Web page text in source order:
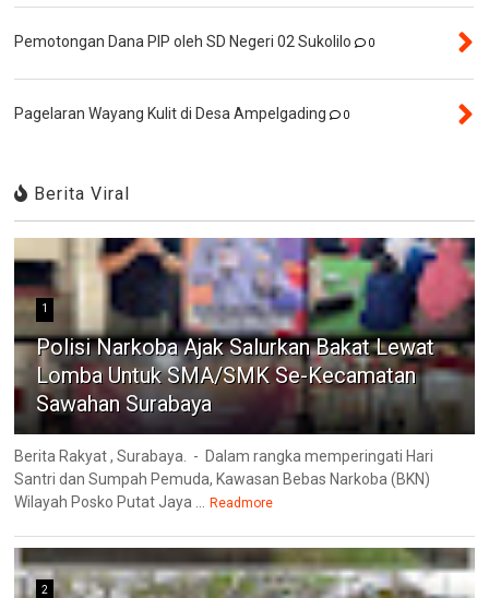
Pemotongan Dana PIP oleh SD Negeri 02 Sukolilo 0
Pagelaran Wayang Kulit di Desa Ampelgading 0
Berita Viral
1
Polisi Narkoba Ajak Salurkan Bakat Lewat
Lomba Untuk SMA/SMK Se-Kecamatan
Sawahan Surabaya
Berita Rakyat , Surabaya. - Dalam rangka memperingati Hari
Santri dan Sumpah Pemuda, Kawasan Bebas Narkoba (BKN)
Wilayah Posko Putat Jaya ... Readmore
2